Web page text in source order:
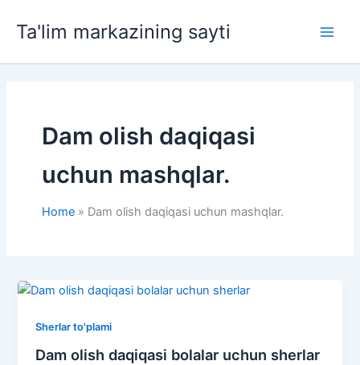
Ta'lim markazining sayti
Dam olish daqiqasi
uchun mashqlar.
Home Dam olish daqiqasi uchun mashqlar.
Sherlar to'plami
Dam olish daqiqasi bolalar uchun sherlar